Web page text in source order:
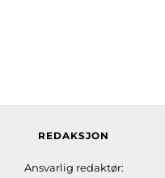
REDAKSJON
Ansvarlig redaktør: